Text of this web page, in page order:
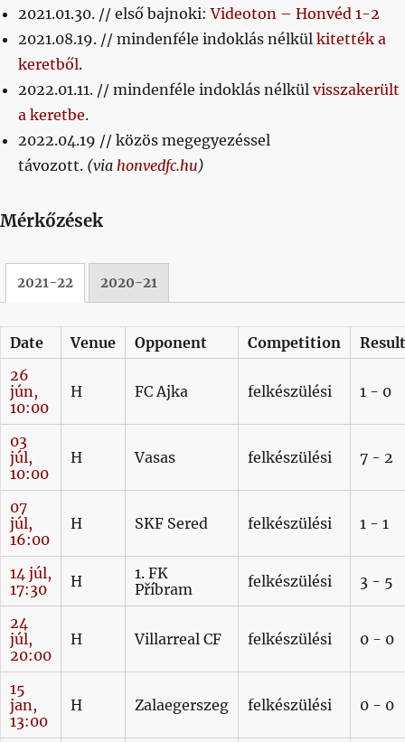
2021.01.30. // első bajnoki:Videoton – Honvéd 1-2
2021.08.19. // mindenféle indoklás nélkül kitették a
keretből.
2022.01.11. // mindenféle indoklás nélkül visszakerült
a keretbe.
2022.04.19 // közös megegyezéssel
távozott. (via honvedfc.hu)
Mérkőzések
2021-22 2020-21
Date Venue Opponent Competition
Result
26
jún,
10:00
H FC Ajka felkészülési 1 - 0
03
júl,
10:00
H Vasas felkészülési 7 - 2
07
júl,
16:00
H SKF Sered felkészülési 1 - 1
14 júl,
17:30
H
1. FK
Příbram
felkészülési 3 - 5
24
júl,
20:00
H Villarreal CF felkészülési 0 - 0
15
jan,
13:00
H Zalaegerszeg felkészülési 0 - 0